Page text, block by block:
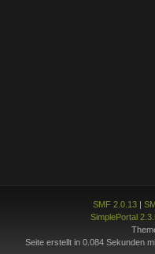
SMF 2.0.13|
SimplePortal
Seite erstellt in 0.084 Sekunden